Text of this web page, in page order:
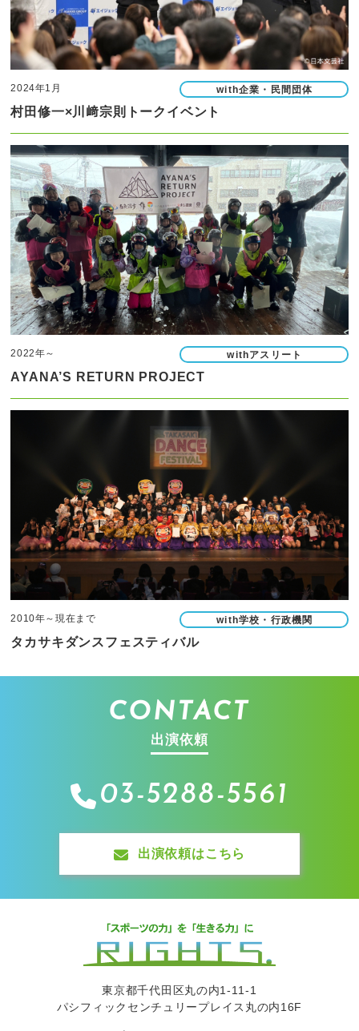
2024年1月 with企業・民間団体
村田修一×川﨑宗則トークイベント
2022年～ withアスリート
AYANA’S RETURN PROJECT
2010年～現在まで with学校・行政機関
タカサキダンスフェスティバル
CONTACT
出演依頼
03-5288-5561
出演依頼はこちら
東京都千代田区丸の内1-11-1
パシフィックセンチュリープレイス丸の内16F